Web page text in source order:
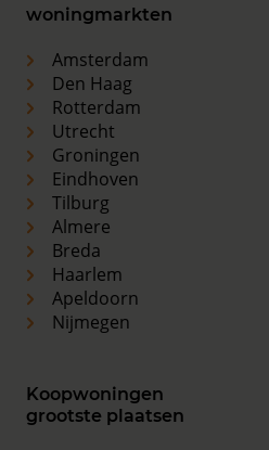
woningmarkten
Amsterdam
Den Haag
Rotterdam
Utrecht
Groningen
Eindhoven
Tilburg
Almere
Breda
Haarlem
Apeldoorn
Nijmegen
Koopwoningen
grootste plaatsen